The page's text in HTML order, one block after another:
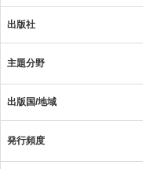
出版社
主題分野
出版国/地域
発行頻度